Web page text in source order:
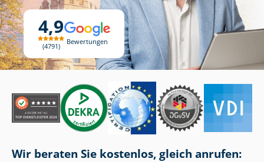
4,9
4791
Bewertungen
Wir beraten Sie kostenlos, gleich anrufen: